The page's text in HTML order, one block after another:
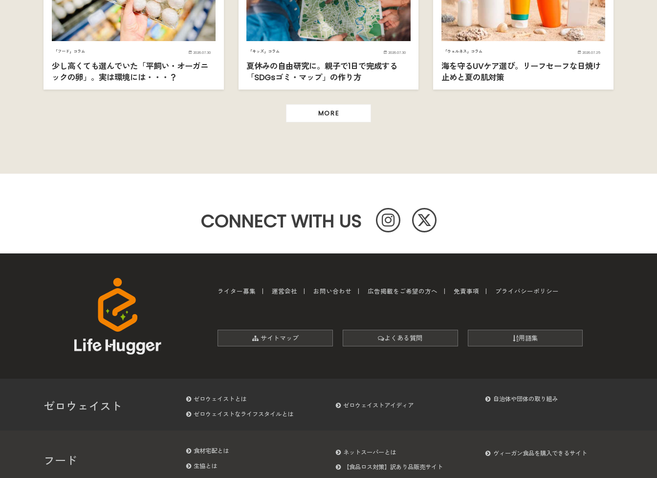
「フード」コラム 2026.07.30
少し高くても選んでいた「平飼い・オーガニ
ックの卵」。実は環境には・・・？
「キッズ」コラム 2026.07.30
夏休みの自由研究に。親子で1日で完成する
「SDGsゴミ・マップ」の作り方
「ウェルネス」コラム 2026.07.25
海を守るUVケア選び。リーフセーフな日焼け
止めと夏の肌対策
MORE
CONNECT WITH US
ライター募集 運営会社 お問い合わせ 広告掲載をご希望の方へ 免責事項 プライバシーポリシー
サイトマップ よくある質問 用語集
ゼロウェイスト
ゼロウェイストとは
ゼロウェイストなライフスタイルとは
ゼロウェイストアイディア
自治体や団体の取り組み
フード
食材宅配とは
生協とは
ネットスーパーとは
【食品ロス対策】訳あり品販売サイト
ヴィーガン食品を購入できるサイト